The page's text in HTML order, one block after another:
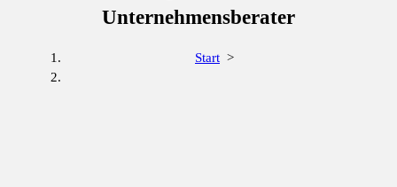
Unternehmensberater
Start >